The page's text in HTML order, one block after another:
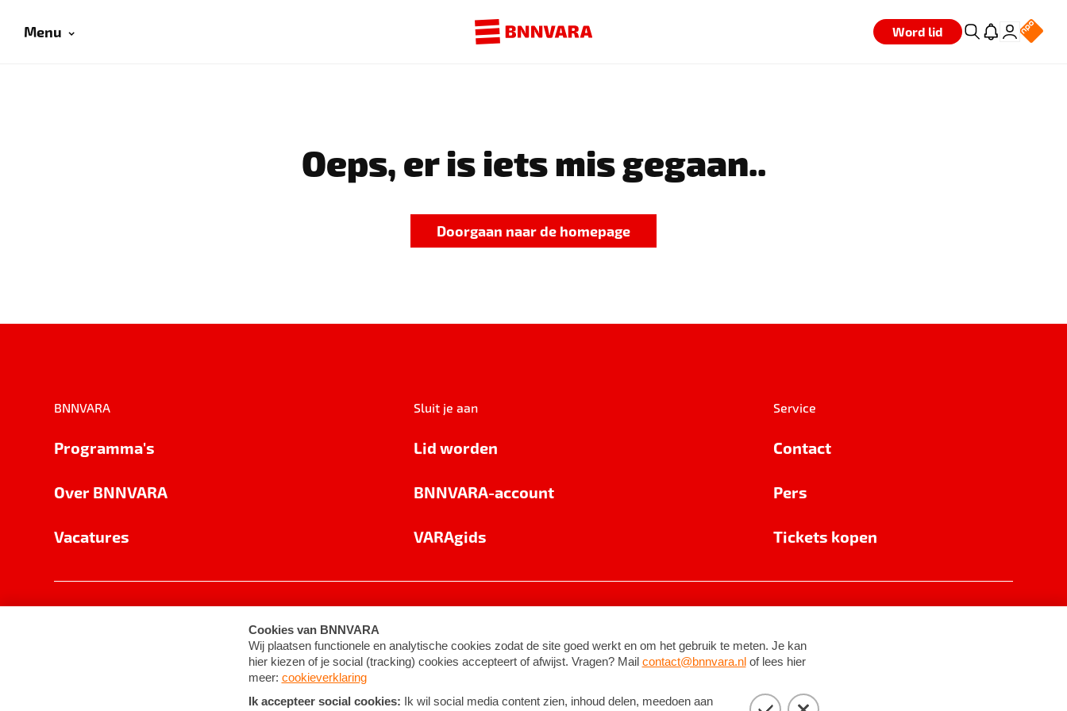
Menu Word lid
Oeps, er is iets mis gegaan..
Doorgaan naar de homepage
BNNVARA
Programma's
Over BNNVARA
Vacatures
Sluit je aan
Lid worden
BNNVARA-account
VARAgids
Service
Contact
Pers
Tickets kopen
Cookie-instellingen Algemene voorwaarden ©2026BNNVARA